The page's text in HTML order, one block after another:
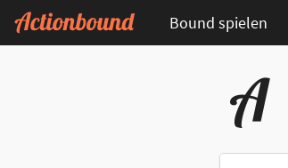
Bound spielen